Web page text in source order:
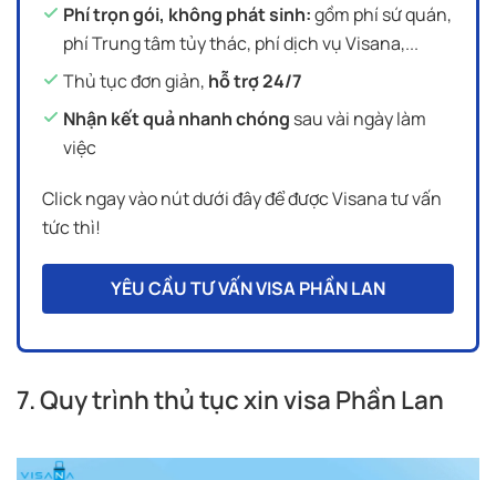
Phí trọn gói, không phát sinh:gồm phí sứ quán,
phí Trung tâm tủy thác, phí dịch vụ Visana,...
Thủ tục đơn giản, hỗ trợ 24/7
Nhận kết quả nhanh chóng sau vài ngày làm
việc
Click ngay vào nút dưới đây để được Visana tư vấn
tức thì!
YÊU CẦU TƯ VẤN VISA PHẦN LAN
7. Quy trình thủ tục xin visa Phần Lan